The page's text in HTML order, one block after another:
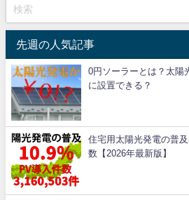
先週の人気記事
0円ソーラーとは？太陽
に設置できる？
住宅用太陽光発電の普
数【2026年最新版】